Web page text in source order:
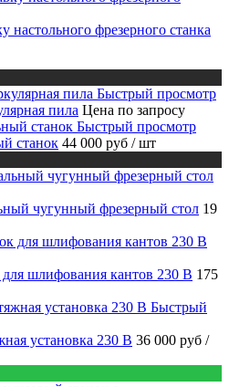
настольного фрезерного станка
Быстрый просмотр
пила Цена по запросу
Быстрый просмотр
станок 44 000 руб / шт
чугунный фрезерный стол 19
шлифования кантов 230 В 175
Быстрый
установка 230 В 36 000 руб /